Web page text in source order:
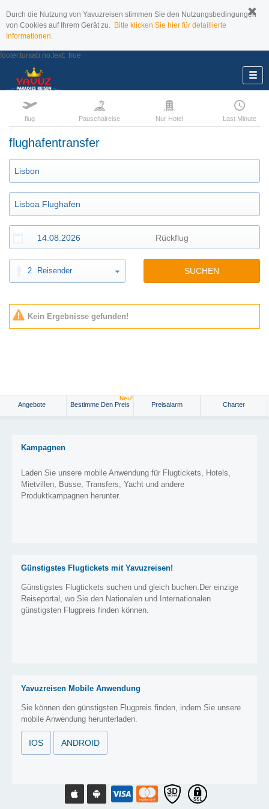
Durch die Nutzung von Yavuzreisen stimmen Sie den Nutzungsbedingungen
von Cookies auf Ihrem Gerät zu. Bitte klicken Sie hier für detaillierte
Informationen.
footer.tursab.no.text: true
flug Pauschalreise Nur Hotel Last Minute
flughafentransfer
2 Reisender SUCHEN
Kein Ergebnisse gefunden!
Angebote Bestimme Den Preis
Neu!
Preisalarm Charter
Kampagnen
Laden Sie unsere mobile Anwendung für Flugtickets, Hotels,
Mietvillen, Busse, Transfers, Yacht und andere
Produktkampagnen herunter.
Günstigstes Flugtickets mit Yavuzreisen!
Günstigstes Flugtickets suchen und gleich buchen.Der einzige
Reiseportal, wo Sie den Nationalen und Internationalen
günstigsten Flugpreis finden können.
Yavuzreisen Mobile Anwendung
Sie können den günstigsten Flugpreis finden, indem Sie unsere
mobile Anwendung herunterladen.
IOS ANDROID